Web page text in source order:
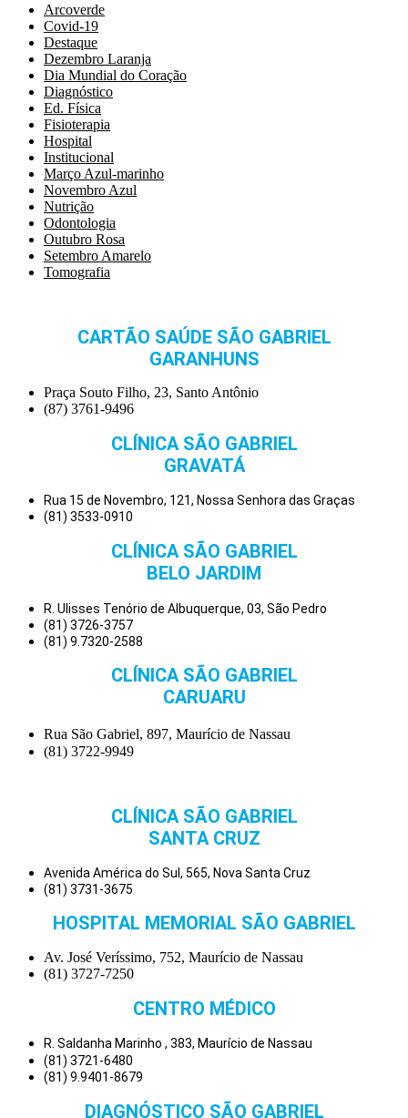
Arcoverde
Covid-19
Destaque
Dezembro Laranja
Dia Mundial do Coração
Diagnóstico
Ed. Física
Fisioterapia
Hospital
Institucional
Março Azul-marinho
Novembro Azul
Nutrição
Odontologia
Outubro Rosa
Setembro Amarelo
Tomografia
CARTÃO SAÚDE SÃO GABRIEL
GARANHUNS
Praça Souto Filho, 23, Santo Antônio
(87) 3761-9496
CLÍNICA SÃO GABRIEL
GRAVATÁ
Rua 15 de Novembro, 121, Nossa Senhora das Graças
(81) 3533-0910
CLÍNICA SÃO GABRIEL
BELO JARDIM
R. Ulisses Tenório de Albuquerque, 03, São Pedro
(81) 3726-3757
(81) 9.7320-2588
CLÍNICA SÃO GABRIEL
CARUARU
Rua São Gabriel, 897, Maurício de Nassau
(81) 3722-9949
CLÍNICA SÃO GABRIEL
SANTA CRUZ
Avenida América do Sul, 565, Nova Santa Cruz
(81) 3731-3675
HOSPITAL MEMORIAL SÃO GABRIEL
Av. José Veríssimo, 752, Maurício de Nassau
(81) 3727-7250
CENTRO MÉDICO
R. Saldanha Marinho , 383, Maurício de Nassau
(81) 3721-6480
(81) 9.9401-8679
DIAGNÓSTICO SÃO GABRIEL